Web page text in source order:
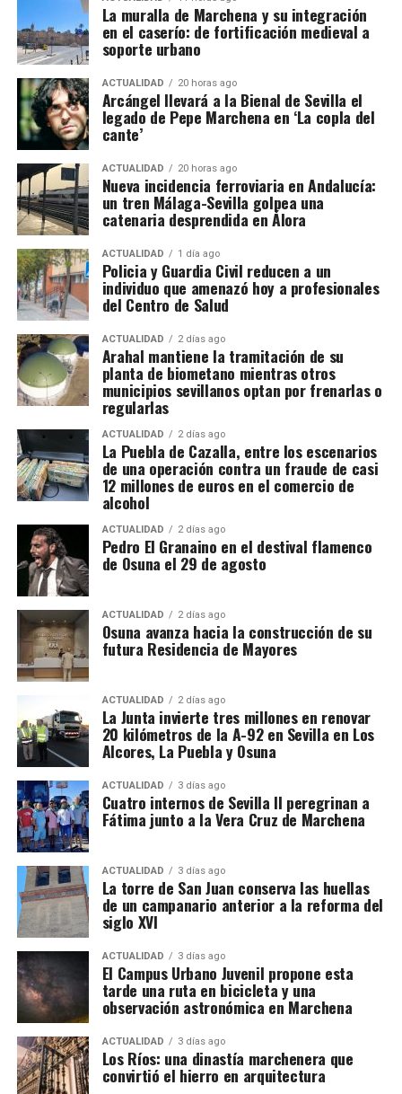
1828: viviendas expresamente
adosadas a la muralla
La documentación de 1828 confirma queJosé
Cantero solicitó permiso para adosar una vivienda
en los Arquillos de la Rosa. Francisco Díaz pidió
construir en una rinconada formada por la «muralla
redonda» de la Plaza de los Hortelanos. Antonio
García Pargañeda recibió cuatro varas en los
Arquillos de la Rosa con obligación de edificar en
quince días. Pedro del Campillo solicitó intervenir
sobre un «terraplén intermedio entre las murallas».
El siglo XIX transforma
definitivamente la relación entre
muralla y ciudad
El proceso de ocupación fue acompañado por otro
fenómeno: la demolición de los tramos que
dificultaban la circulación y la expansión urbana.
Bellido señala que durante el siglo XIX se
produjeron importantes destrucciones:
buena parte de la Puerta de Osuna, se abrió la calle
San Francisco cortando el recinto,la apertura de la
calle Zurbarán afectó al lienzo que comunicaba el
recinto principal con la Alcazaba y también
desapareció lo poco que quedaba de la Puerta de
Écija que ya habia sido demolida junto a la barriada
del mismo nombre en 1650 por orden del virrey de
Napoles.
pacientes que acuden al centro.
Agencia Tributaria han desarticulado una
organización presuntamente dedicada a defraudar
el IVA en la comercialización de bebidas alcohólicas
y a introducir posteriormente parte de las ganancias
en el circuito legal mediante operaciones de
blanqueo de capitales.
La investigación, bautizada como ‘Drink/Alambique’,
se ha saldado por el momento con 13 personas
detenidas y otras cuatro investigadas. Hacienda
calcula provisionalmente en 11,9 millones de euros
las cuotas de IVA presuntamente defraudadas
durante los ejercicios fiscales comprendidos entre
2018 y 2025. La cifra, advierten los investigadores,
todavía podría aumentar a medida que se estudie la
documentación intervenida.
Registros en La Puebla de Cazalla
La conexión con La Puebla no es meramente
territorial. La fase operativa se desarrolló el pasado
14 de julio de 2026 y comprendió nueve entradas y
registros en sociedades mercantiles situadas en La
Puebla de Cazalla, Valencia, Badajoz y Córdoba,
además del registro de un domicilio particular en La
Puebla de Cazalla. La información oficial no precisa,
al menos por ahora, cuántas de las nueve empresas
registradas se encontraban concretamente en el
municipio sevillano, por lo que no sería correcto
atribuir a La Puebla la totalidad de esos registros.
La operación se desarrolló bajo la dirección de la
Sección Civil y de Instrucción del Tribunal de
Instancia de Morón de la Frontera, plaza número 2,
órgano judicial competente en la investigación. La
existencia y actual denominación de este Tribunal
de Instancia está igualmente recogida por el
Ministerio de Justicia.
Una estructura de más de treinta
sociedades
Detrás de las operaciones aparentemente ordinarias
de importación y distribución de alcohol, los
investigadores aseguran haber descubierto una
arquitectura empresarial mucho más compleja. El
entramado estaría compuesto por más de treinta
sociedades, cada una con una función determinada,
además de una estructura empresarial paralela que
habría servido para canalizar fondos procedentes de
la actividad presuntamente delictiva.
La muralla de Marchena y su integración
en el caserío: de fortificación medieval a
soporte urbano
ACTUALIDAD 20 horas ago
Arcángel llevará a la Bienal de Sevilla el
legado de Pepe Marchena en ‘La copla del
cante’
ACTUALIDAD 20 horas ago
Nueva incidencia ferroviaria en Andalucía:
un tren Málaga-Sevilla golpea una
catenaria desprendida en Álora
ACTUALIDAD 1 día ago
Policia y Guardia Civil reducen a un
individuo que amenazó hoy a profesionales
del Centro de Salud
ACTUALIDAD 2 días ago
Arahal mantiene la tramitación de su
planta de biometano mientras otros
municipios sevillanos optan por frenarlas o
regularlas
ACTUALIDAD 2 días ago
La Puebla de Cazalla, entre los escenarios
de una operación contra un fraude de casi
12 millones de euros en el comercio de
alcohol
ACTUALIDAD 2 días ago
Pedro El Granaino en el destival flamenco
de Osuna el 29 de agosto
ACTUALIDAD 2 días ago
Osuna avanza hacia la construcción de su
futura Residencia de Mayores
ACTUALIDAD 2 días ago
La Junta invierte tres millones en renovar
20 kilómetros de la A-92 en Sevilla en Los
Alcores, La Puebla y Osuna
ACTUALIDAD 3 días ago
Cuatro internos de Sevilla II peregrinan a
Fátima junto a la Vera Cruz de Marchena
ACTUALIDAD 3 días ago
La torre de San Juan conserva las huellas
de un campanario anterior a la reforma del
siglo XVI
ACTUALIDAD 3 días ago
El Campus Urbano Juvenil propone esta
tarde una ruta en bicicleta y una
observación astronómica en Marchena
ACTUALIDAD 3 días ago
Los Ríos: una dinastía marchenera que
convirtió el hierro en arquitectura